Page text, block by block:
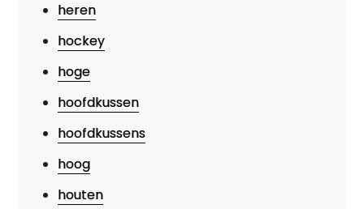
heren
hockey
hoge
hoofdkussen
hoofdkussens
hoog
houten